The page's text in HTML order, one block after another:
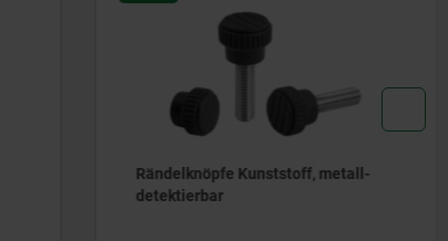
Rändelknöpfe Duroplast, schwarz